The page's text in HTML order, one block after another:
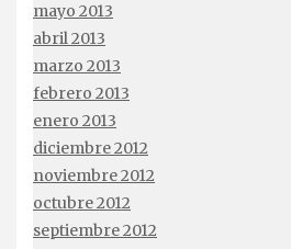
mayo 2013
abril 2013
marzo 2013
febrero 2013
enero 2013
diciembre 2012
noviembre 2012
octubre 2012
septiembre 2012